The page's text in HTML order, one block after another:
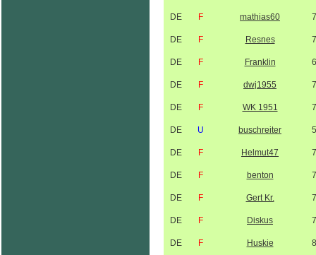
DE F mathias60
DE F Resnes
DE F Franklin
DE F dwj1955
DE F WK 1951
DE U buschreiter
DE F Helmut47
DE F benton
DE F Gert Kr.
DE F Diskus
DE F Huskie